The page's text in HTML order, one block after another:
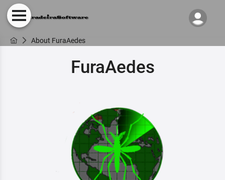
About FuraAedes
FuraAedes